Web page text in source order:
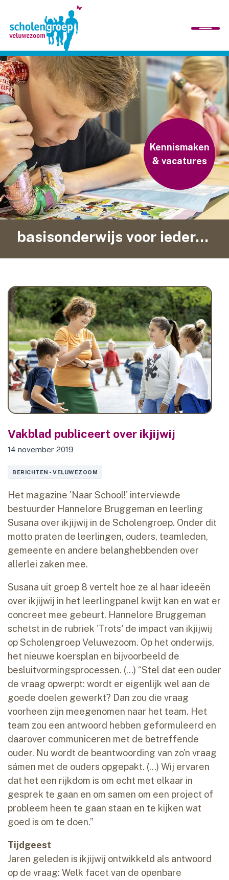
home
wij zijn
scholen
organisatie
werken bij ons
contact
basisonderwijs voor iedereen
Kennismaken
& vacatures
Vakblad publiceert over ikjijwij
14 november 2019
BERICHTEN - VELUWEZOOM
Het magazine 'Naar School!' interviewde
bestuurder Hannelore Bruggeman en leerling
Susana over ikjijwij in de Scholengroep. Onder dit
motto praten de leerlingen, ouders, teamleden,
gemeente en andere belanghebbenden over
allerlei zaken mee.
Susana uit groep 8 vertelt hoe ze al haar ideeën
over ikjijwij in het leerlingpanel kwijt kan en wat er
concreet mee gebeurt. Hannelore Bruggeman
schetst in de rubriek 'Trots' de impact van ikjijwij
op Scholengroep Veluwezoom. Op het onderwijs,
het nieuwe koersplan en bijvoorbeeld de
besluitvormingsprocessen. (...) “Stel dat een ouder
de vraag opwerpt: wordt er eigenlijk wel aan de
goede doelen gewerkt? Dan zou die vraag
voorheen zijn meegenomen naar het team. Het
team zou een antwoord hebben geformuleerd en
daarover communiceren met de betreffende
ouder. Nu wordt de beantwoording van zo'n vraag
sámen met de ouders opgepakt. (...) Wij ervaren
dat het een rijkdom is om echt met elkaar in
gesprek te gaan en om samen om een project of
probleem heen te gaan staan en te kijken wat
goed is om te doen.”
Tijdgeest
Jaren geleden is ikjijwij ontwikkeld als antwoord
op de vraag: Welk facet van de openbare